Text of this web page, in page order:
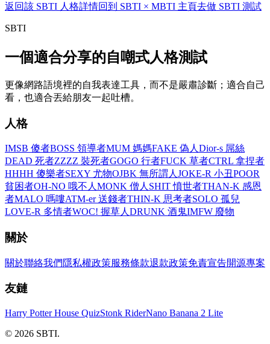
返回該 SBTI 人格詳情回到 SBTI × MBTI 主頁去做 SBTI 測試
SBTI
一個適合分享的自嘲式人格測試
更像網路語境裡的自我表達工具，而不是嚴肅診斷；適合自己
看，也適合丟給朋友一起吐槽。
人格
IMSB 傻者BOSS 領導者MUM 媽媽FAKE 偽人 Dior-s 屌絲
DEAD 死者ZZZZ 裝死者GOGO 行者FUCK 草者CTRL 拿捏者
HHHH 傻樂者SEXY 尤物OJBK 無所謂人 JOKE-R 小丑POOR
貧困者OH-NO 哦不人 MONK 僧人 SHIT 憤世者THAN-K 感恩
者MALO 嗎嘍ATM-er 送錢者THIN-K 思考者SOLO 孤兒
LOVE-R 多情者WOC! 握草人 DRUNK 酒鬼IMFW 廢物
關於
關於聯絡我們 隱私權政策服務條款退款政策免責宣告開源專案
友鏈
Harry Potter House QuizStonk RiderNano Banana 2 Lite
© 2026 SBTI.